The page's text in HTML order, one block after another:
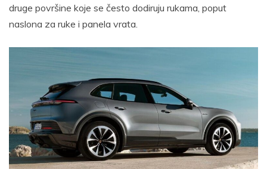
druge površine koje se često dodiruju rukama, poput
naslona za ruke i panela vrata.